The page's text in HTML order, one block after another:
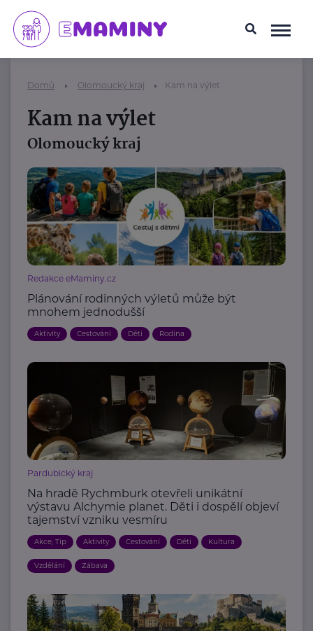
Domů Olomoucký kraj Kam na výlet
Kam na výlet
Olomoucký kraj
Redakce eMaminy.cz
Plánování rodinných výletů může být
mnohem jednodušší
Aktivity Cestování Děti Rodina
Pardubický kraj
Na hradě Rychmburk otevřeli unikátní
výstavu Alchymie planet. Děti i dospělí objeví
tajemství vzniku vesmíru
Akce, Tip Aktivity Cestování Děti Kultura
Vzdělání Zábava